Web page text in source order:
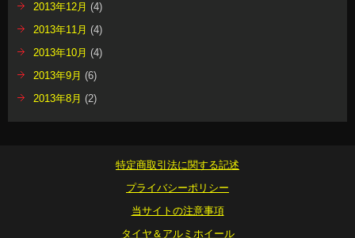
2013年12月 (4)
2013年11月 (4)
2013年10月 (4)
2013年9月 (6)
2013年8月 (2)
特定商取引法に関する記述
プライバシーポリシー
当サイトの注意事項
タイヤ＆アルミホイール